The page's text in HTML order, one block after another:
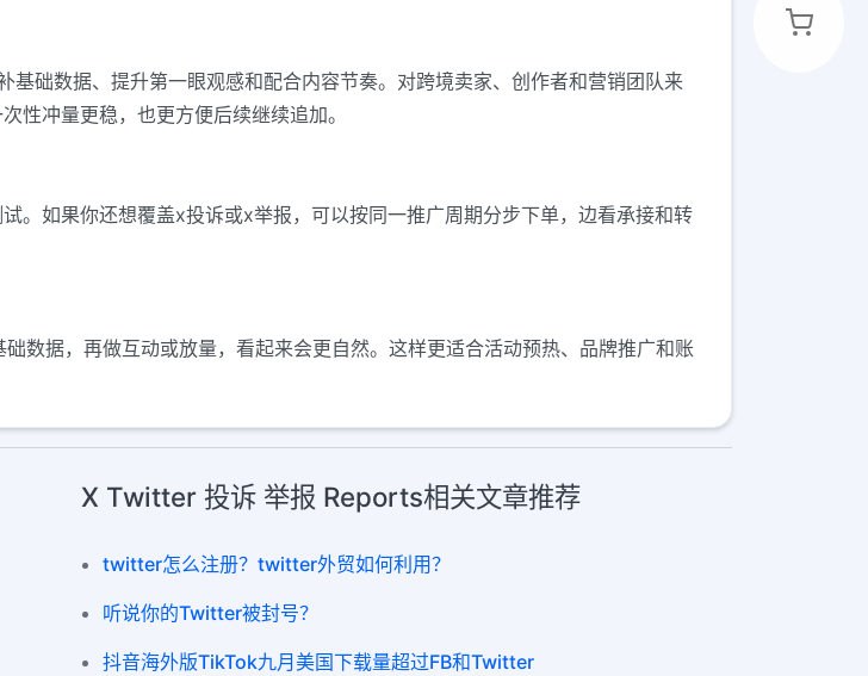
础数据、提升第一眼观感和配合内容节奏。对跨境卖家、创作者和营销团队来
性冲量更稳，也更方便后续继续追加。
。如果你还想覆盖x投诉或x举报，可以按同一推广周期分步下单，边看承接和转
数据，再做互动或放量，看起来会更自然。这样更适合活动预热、品牌推广和账
X Twitter 投诉 举报 Reports相关文章推荐
twitter怎么注册？twitter外贸如何利用？
听说你的Twitter被封号？
抖音海外版TikTok九月美国下载量超过FB和Twitter